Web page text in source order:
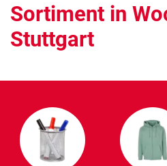
Sortiment in
Stuttgart